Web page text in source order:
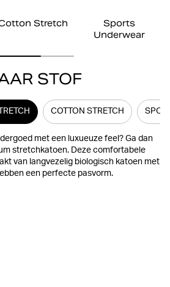
Stretch
Sports
Underwear
STOF
COTTON STRETCH
met een luxueuze feel? Ga dan
stretchkatoen. Deze comfortabele
van langvezelig biologisch katoen met
een perfecte pasvorm.